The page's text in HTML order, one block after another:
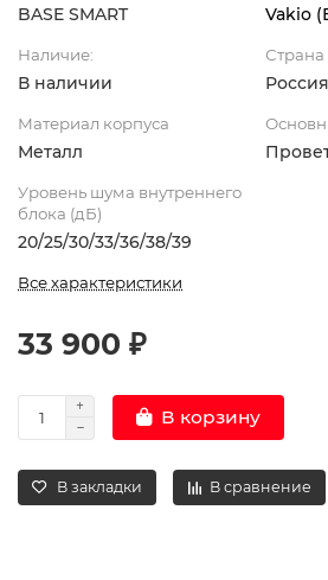
BASE SMART Vakio
Наличие:
В наличии
Страна
Россия
Материал корпуса
Металл
Уровень шума внутреннего
блока (дБ)
20/25/30/33/36/38/39
Все характеристики
33 900 ₽
В корзину
В закладки В сравнение